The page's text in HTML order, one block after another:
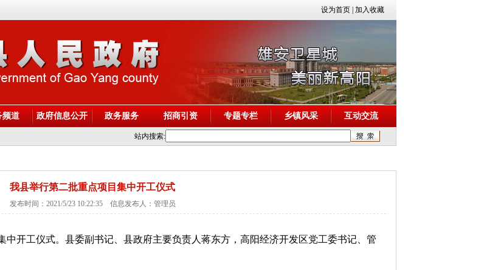
设为首页 加入收藏
频道 政府信息公开 政务服务 招商引资 专题专栏 乡镇风采 互动交流
站内搜索:
我县举行第二批重点项目集中开工仪式
发布时间：2021/5/23 10:22:35 信息发布人：管理员
开工仪式。县委副书记、县政府主要负责人蒋东方，高阳经济开发区党工委书记、管